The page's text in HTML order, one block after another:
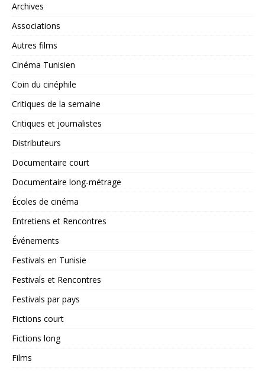
Archives
Associations
Autres films
Cinéma Tunisien
Coin du cinéphile
Critiques de la semaine
Critiques et journalistes
Distributeurs
Documentaire court
Documentaire long-métrage
Écoles de cinéma
Entretiens et Rencontres
Événements
Festivals en Tunisie
Festivals et Rencontres
Festivals par pays
Fictions court
Fictions long
Films